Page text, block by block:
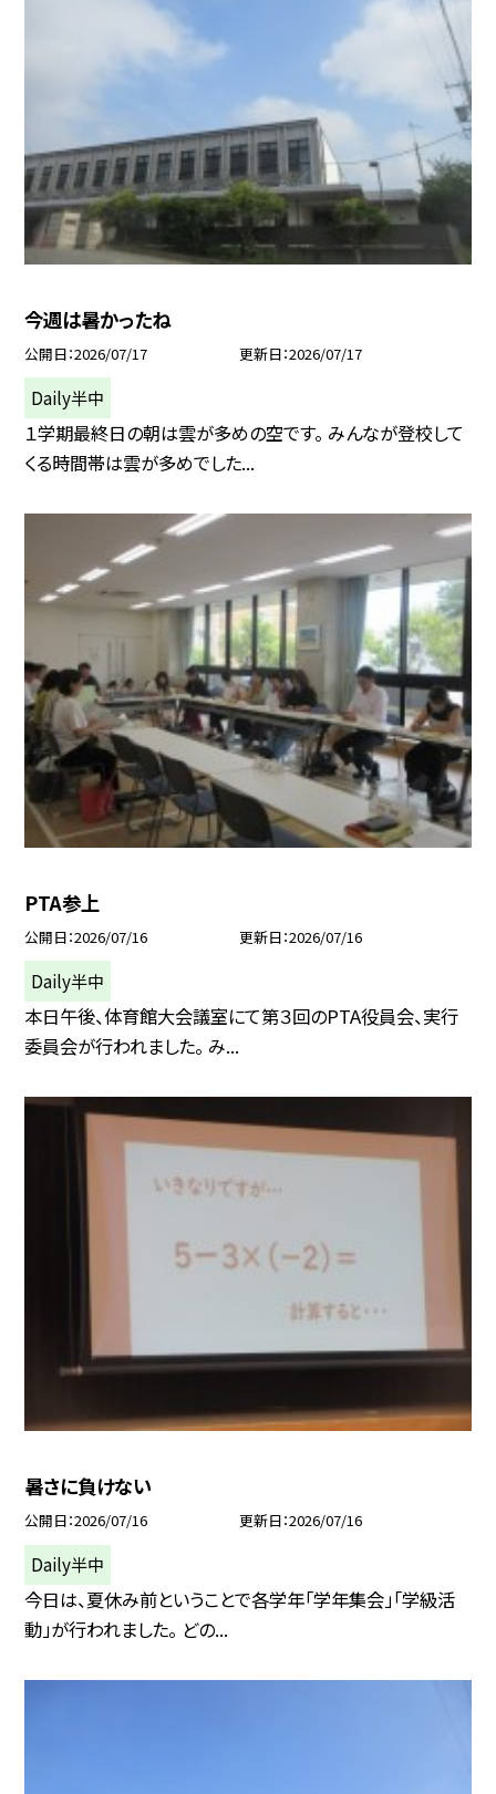
今週は暑かったね
公開日 2026/07/17 更新日 2026/07/17
Daily半中
１学期最終日の朝は雲が多めの空です。 みんなが登校して
くる時間帯は雲が多めでした...
PTA参上
公開日 2026/07/16 更新日 2026/07/16
Daily半中
本日午後、体育館大会議室にて第３回のPTA役員会、実行
委員会が行われました。 み...
暑さに負けない
公開日 2026/07/16 更新日 2026/07/16
Daily半中
今日は、夏休み前ということで各学年「学年集会」「学級活
動」が行われました。 どの...